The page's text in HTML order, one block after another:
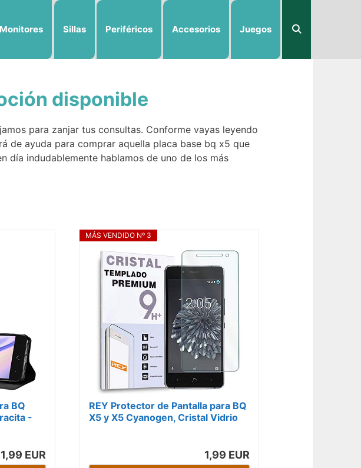
Monitores Sillas Periféricos Accesorios Juegos
disponible
para zanjar tus consultas. Conforme vayas leyendo
de ayuda para comprar aquella placa base bq x5 que
día indudablemente hablamos de uno de los más
BQ
-
EUR
MÁS VENDIDO Nº 3
REY Protector de Pantalla para BQ
X5 y X5 Cyanogen, Cristal Vidrio
1,99 EUR